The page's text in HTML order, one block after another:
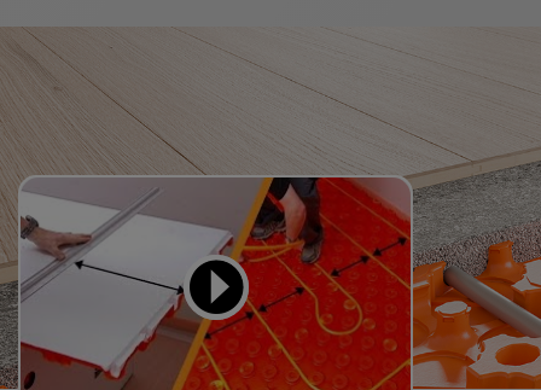
Videor för att lära sig
och göra efter